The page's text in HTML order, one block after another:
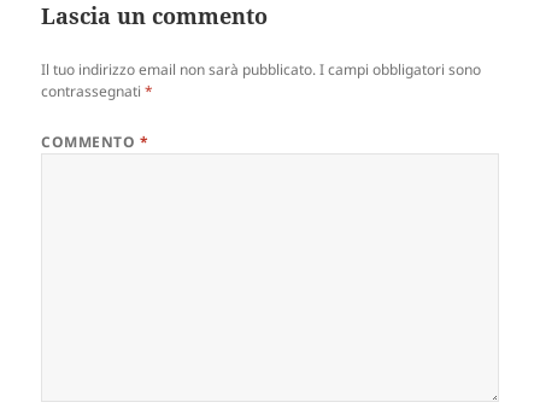
Lascia un commento
Il tuo indirizzo email non sarà pubblicato. I campi obbligatori sono
contrassegnati*
COMMENTO *